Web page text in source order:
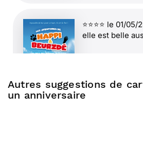
⭐⭐⭐⭐ le 01/
elle est belle
Autres suggestions de
un anniversaire